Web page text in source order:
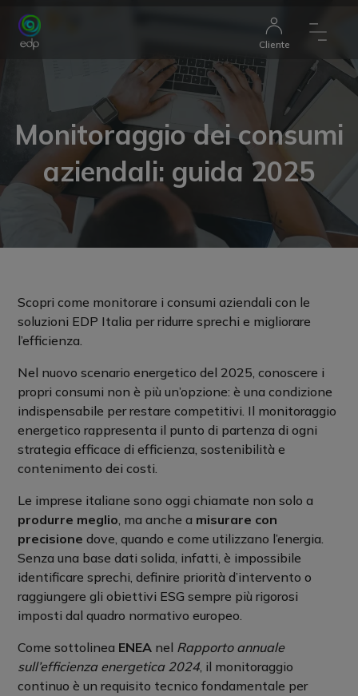
Cliente
Monitoraggio dei consumi
aziendali: guida 2025
Scopri come monitorare i consumi aziendali con le
soluzioni EDP Italia per ridurre sprechi e migliorare
l’efficienza.
Nel nuovo scenario energetico del 2025, conoscere i
propri consumi non è più un’opzione: è una condizione
indispensabile per restare competitivi. Il monitoraggio
energetico rappresenta il punto di partenza di ogni
strategia efficace di efficienza, sostenibilità e
contenimento dei costi.
Le imprese italiane sono oggi chiamate non solo a
produrre meglio, ma anche a misurare con
precisione dove, quando e come utilizzano l’energia.
Senza una base dati solida, infatti, è impossibile
identificare sprechi, definire priorità d’intervento o
raggiungere gli obiettivi ESG sempre più rigorosi
imposti dal quadro normativo europeo.
Come sottolinea ENEA nel Rapporto annuale
sull’efficienza energetica 2024, il monitoraggio
continuo è un requisito tecnico fondamentale per